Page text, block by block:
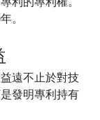
。
遠不止於對技
發明專利持有